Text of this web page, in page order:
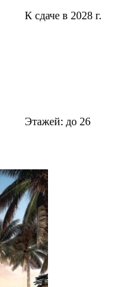
К сдаче в 2028 г.
Этажей: до 26